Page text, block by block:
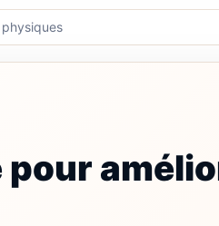
pour